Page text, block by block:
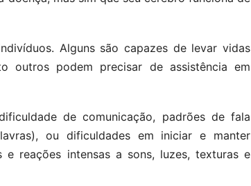
Alguns são capazes de levar vidas
outros podem precisar de assistência em
de comunicação, padrões de fala
ou dificuldades em iniciar e manter
reações intensas a sons, luzes, texturas e